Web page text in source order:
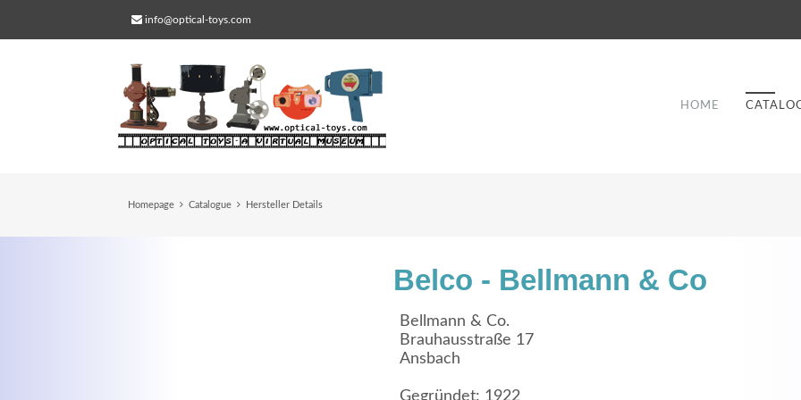
info@optical-toys.com
HOME
Homepage Catalogue Hersteller Details
Belco - Bellmann & Co
Bellmann & Co.
Brauhausstraße 17
Ansbach
Gegründet: 1922
adipiscing elit. Aenean commodo ligula eget
Lorem ipsum dolor sit amet, consectetuer